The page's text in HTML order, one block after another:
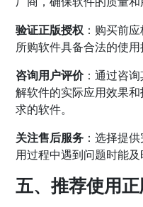
验证正版授权：购买前
所购软件具备合法的使用
咨询用户评价：通过咨
解软件的实际应用效果
求的软件。
关注售后服务 ：选择提
用过程中遇到问题时能及
五、推荐使用